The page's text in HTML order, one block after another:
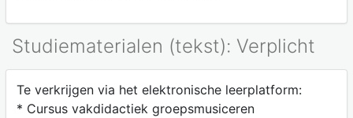
Studiematerialen (tekst): Verplicht
Te verkrijgen via het elektronische leerplatform:
* Cursus vakdidactiek groepsmusiceren